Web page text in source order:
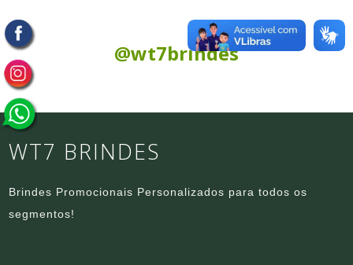
Siga nas Redes Sociais:
@wt7brindes
WT7 BRINDES
Brindes Promocionais Personalizados para todos os
segmentos!